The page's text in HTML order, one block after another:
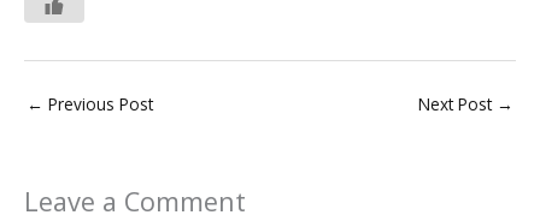
← Previous Post Next Post →
Leave a Comment